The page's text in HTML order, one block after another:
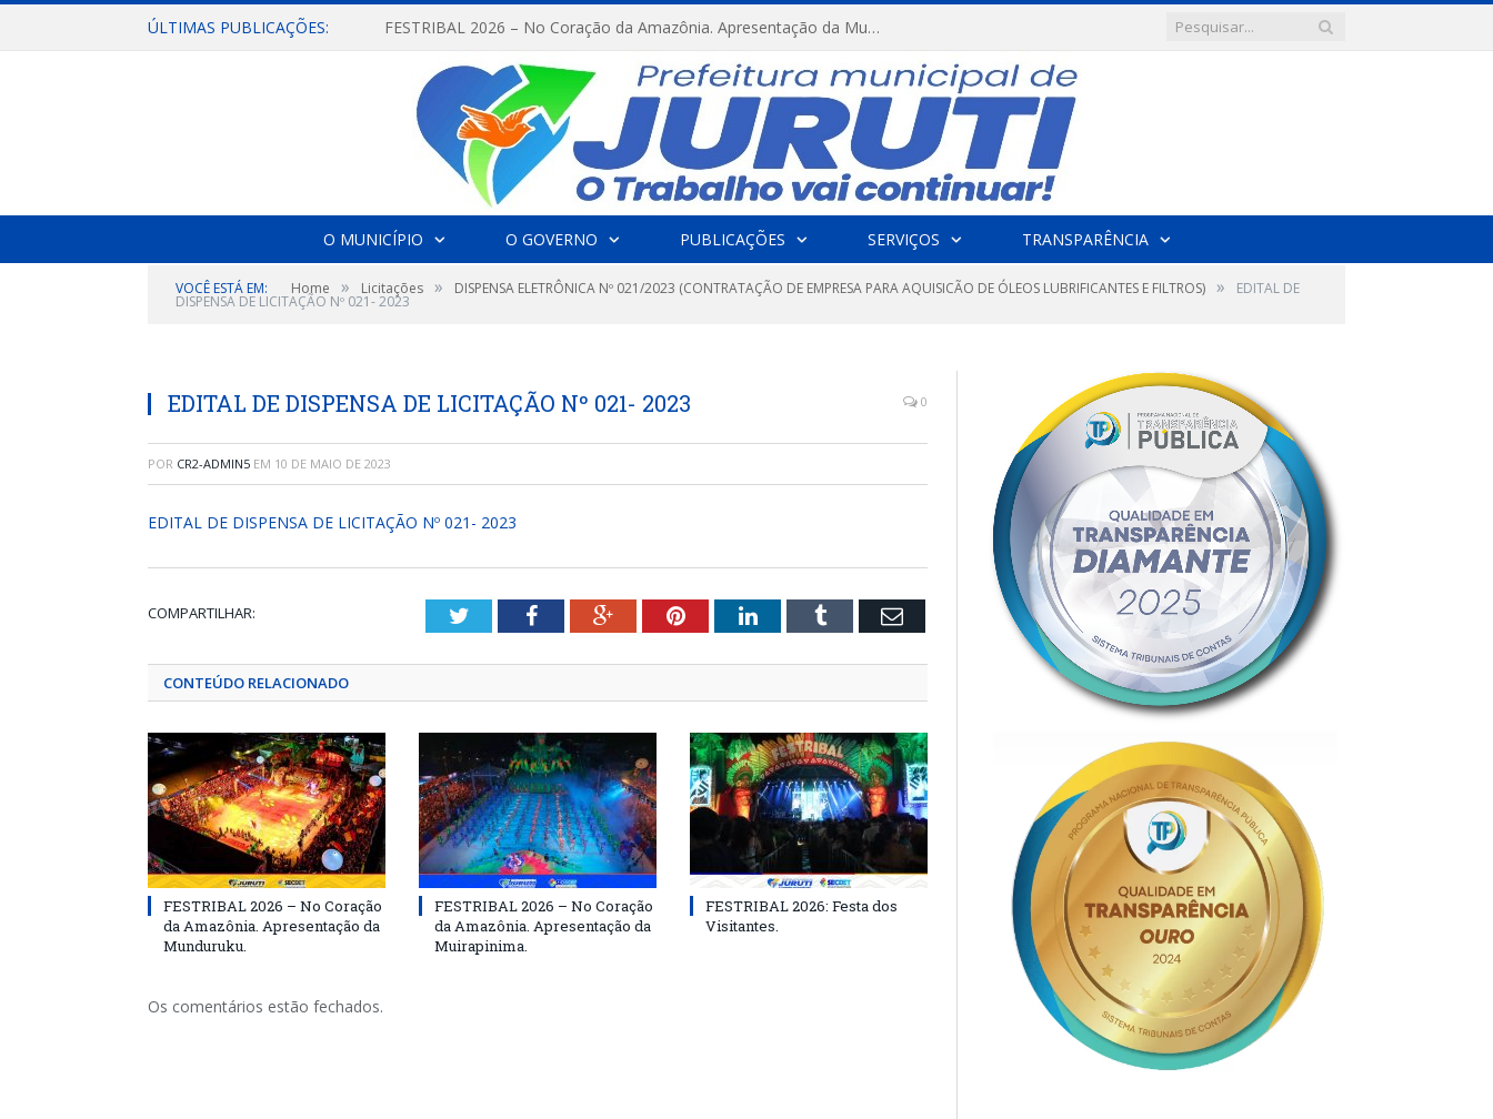
ÚLTIMAS PUBLICAÇÕES: FESTRIBAL 2026 – No Coração da Amazônia. Apresentação da Munduruku.
O MUNICÍPIO O GOVERNO PUBLICAÇÕES SERVIÇOS TRANSPARÊNCIA
VOCÊ ESTÁ EM: Home » Licitações » DISPENSA ELETRÔNICA Nº 021/2023 (CONTRATAÇÃO DE EMPRESA PARA AQUISICÃO DE ÓLEOS LUBRIFICANTES E FILTROS) » EDITAL DE
DISPENSA DE LICITAÇÃO Nº 021- 2023
EDITAL DE DISPENSA DE LICITAÇÃO Nº 021- 2023 0
POR CR2-ADMIN5 EM 10 DE MAIO DE 2023
EDITAL DE DISPENSA DE LICITAÇÃO Nº 021- 2023
COMPARTILHAR: TwitterFacebookGoogle+PinterestLinkedInTumblr Email
CONTEÚDO RELACIONADO
FESTRIBAL 2026 – No Coração
da Amazônia. Apresentação da
Munduruku.
FESTRIBAL 2026 – No Coração
da Amazônia. Apresentação da
Muirapinima.
FESTRIBAL 2026: Festa dos
Visitantes.
Os comentários estão fechados.